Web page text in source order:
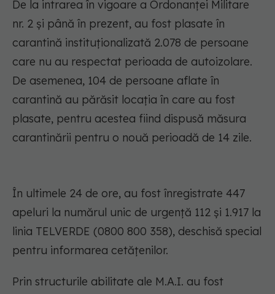
De la intrarea în vigoare a Ordonanței Militare
nr. 2 și până în prezent, au fost plasate în
carantină instituționalizată 2.078 de persoane
care nu au respectat perioada de autoizolare.
De asemenea, 104 de persoane aflate în
carantină au părăsit locația în care au fost
plasate, pentru acestea fiind dispusă măsura
carantinării pentru o nouă perioadă de 14 zile.
În ultimele 24 de ore, au fost înregistrate 447
apeluri la numărul unic de urgență 112 și 1.917 la
linia TELVERDE (0800 800 358), deschisă special
pentru informarea cetățenilor.
Prin structurile abilitate ale M.A.I. au fost